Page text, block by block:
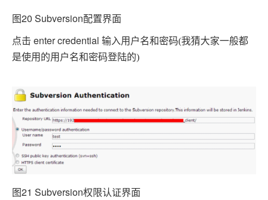
图20 Subversion配置界面
点击 enter credential 输入用户名和密码(我猜大家一般都
是使用的用户名和密码登陆的)
图21 Subversion权限认证界面